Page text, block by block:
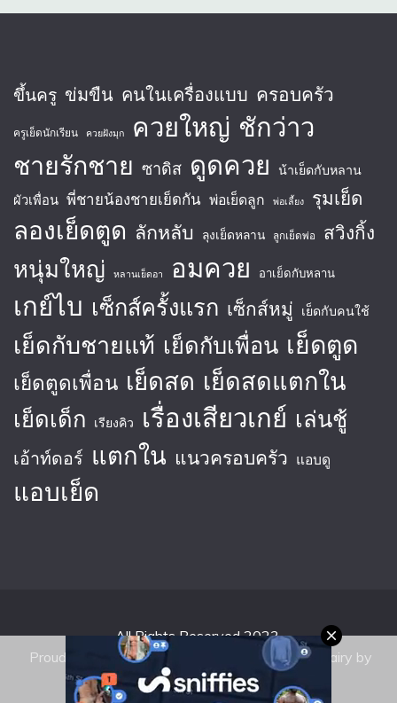
ขึ้นครู ข่มขืน คนในเครื่องแบบ ครอบครัว
ครูเย็ดนักเรียน ควยฝังมุก ควยใหญ่ ชักว่าว
ชายรักชาย ซาดิส ดูดควย น้าเย็ดกับหลาน
ผัวเพื่อน พี่ชายน้องชายเย็ดกัน พ่อเย็ดลูก พ่อเลี้ยง รุมเย็ด
ลองเย็ดตูด ลักหลับ ลุงเย็ดหลาน ลูกเย็ดพ่อ สวิงกิ้ง
หนุ่มใหญ่ หลานเย็ดอา อมควย อาเย็ดกับหลาน
เกย์ไบ เซ็กส์ครั้งแรก เซ็กส์หมู่ เย็ดกับคนใช้
เย็ดกับชายแท้ เย็ดกับเพื่อน เย็ดตูด
เย็ดตูดเพื่อน เย็ดสด เย็ดสดแตกใน
เย็ดเด็ก เรียงคิว เรื่องเสียวเกย์ เล่นชู้
เอ้าท์ดอร์ แตกใน แนวครอบครัว แอบดู
แอบเย็ด
All Rights Reserved 2023.
Proudly powered by WordPress
Theme: Fairy by
Candid Themes.